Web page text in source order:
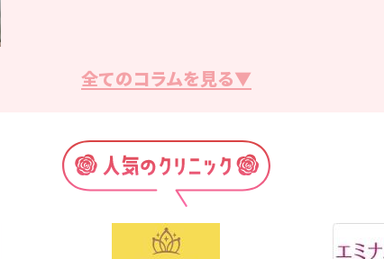
脱毛サロン・クリニックの選び方
脱毛の効果の出る回数とは？
全てのコラムを見る▼